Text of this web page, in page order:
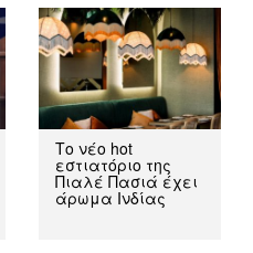
Το νέο hot
εστιατόριο της
Πιαλέ Πασιά έχει
άρωμα Ινδίας